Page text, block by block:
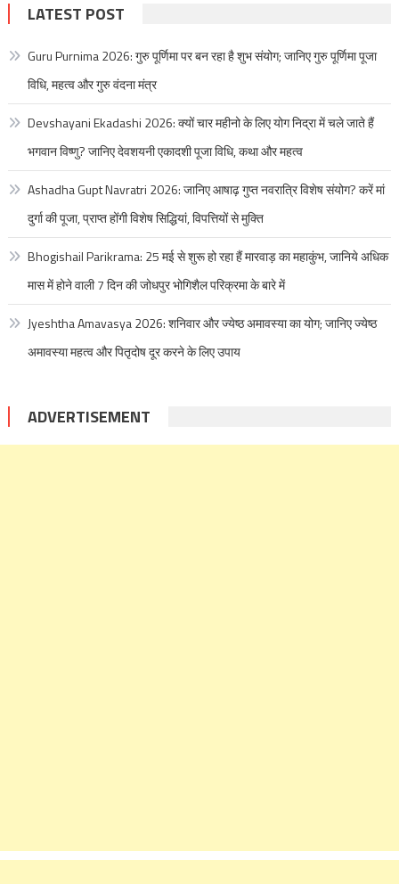
LATEST POST
Guru Purnima 2026: गुरु पूर्णिमा पर बन रहा है शुभ संयोग; जानिए गुरु पूर्णिमा पूजा
विधि, महत्व और गुरु वंदना मंत्र
Devshayani Ekadashi 2026: क्यों चार महीनो के लिए योग निद्रा में चले जाते हैं
भगवान विष्णु? जानिए देवशयनी एकादशी पूजा विधि, कथा और महत्व
Ashadha Gupt Navratri 2026: जानिए आषाढ़ गुप्त नवरात्रि विशेष संयोग? करें मां
दुर्गा की पूजा, प्राप्त होंगी विशेष सिद्धियां, विपत्तियों से मुक्ति
Bhogishail Parikrama: 25 मई से शुरू हो रहा हैं मारवाड़ का महाकुंभ, जानिये अधिक
मास में होने वाली 7 दिन की जोधपुर भोगिशैल परिक्रमा के बारे में
Jyeshtha Amavasya 2026: शनिवार और ज्येष्ठ अमावस्या का योग; जानिए ज्येष्ठ
अमावस्या महत्व और पितृदोष दूर करने के लिए उपाय
ADVERTISEMENT